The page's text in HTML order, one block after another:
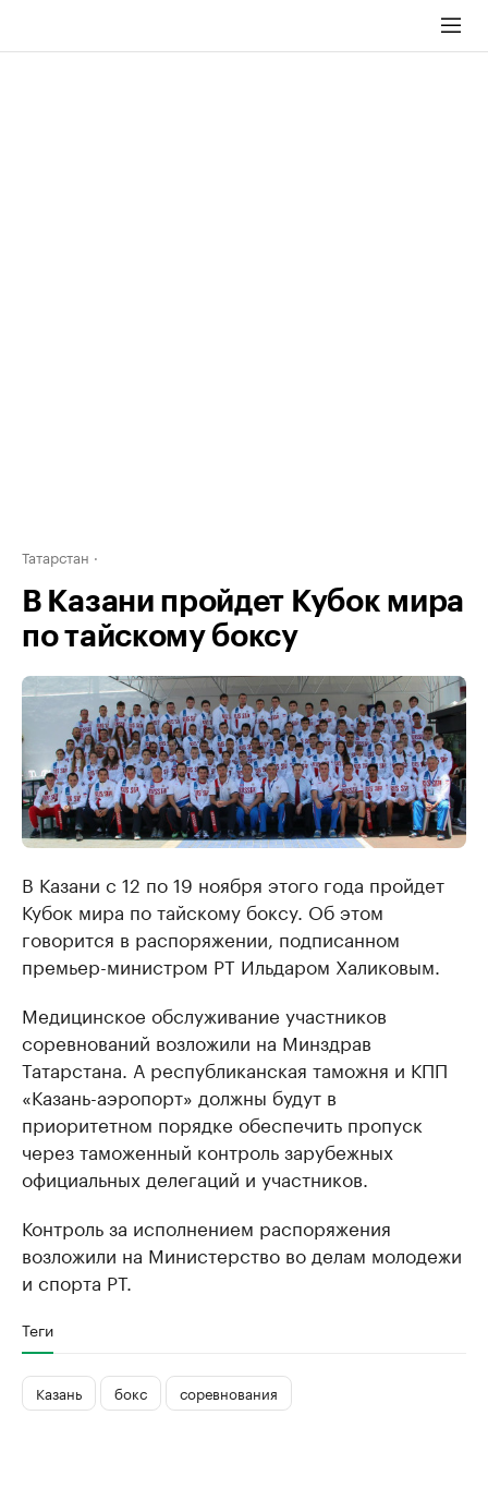
Татарстан
В Казани пройдет Кубок мира
по тайскому боксу
В Казани с 12 по 19 ноября этого года пройдет
Кубок мира по тайскому боксу. Об этом
говорится в распоряжении, подписанном
премьер-министром РТ Ильдаром Халиковым.
Медицинское обслуживание участников
соревнований возложили на Минздрав
Татарстана. А республиканская таможня и КПП
«Казань-аэропорт» должны будут в
приоритетном порядке обеспечить пропуск
через таможенный контроль зарубежных
официальных делегаций и участников.
Контроль за исполнением распоряжения
возложили на Министерство во делам молодежи
и спорта РТ.
Теги
Казань бокс соревнования